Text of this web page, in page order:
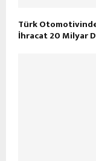
Türk
İhracat 20 Milyar